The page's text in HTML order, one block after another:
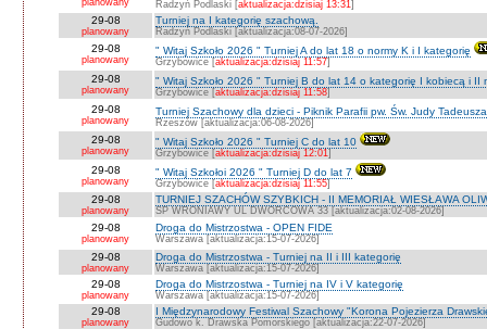
planowany Radzyń Podlaski [aktualizacja:dzisiaj 13:31]
29-08
planowany
Turniej na I kategorię szachową.
Radzyń Podlaski [aktualizacja:08-07-2026]
29-08
planowany
" Witaj Szkoło 2026 " Turniej A do lat 18 o normy K i I kategorię
Grzybowice [aktualizacja:dzisiaj 11:57]
29-08
planowany
" Witaj Szkoło 2026 " Turniej B do lat 14 o kategorię I kobiecą i II
Grzybowice [aktualizacja:dzisiaj 11:58]
29-08
planowany
Turniej Szachowy dla dzieci - Piknik Parafii pw. Św. Judy
Rzeszów [aktualizacja:06-08-2026]
29-08
planowany
" Witaj Szkoło 2026 " Turniej C do lat 10
Grzybowice [aktualizacja:dzisiaj 12:01]
29-08
planowany
" Witaj Szkołoi 2026 " Turniej D do lat 7
Grzybowice [aktualizacja:dzisiaj 11:55]
29-08
planowany
TURNIEJ SZACHÓW SZYBKICH - II MEMORIAŁ WIESŁAWA
SP WRONIAWY UL DWORCOWA 33 [aktualizacja:02-08-2026]
29-08
planowany
Droga do Mistrzostwa - OPEN FIDE
Warszawa [aktualizacja:15-07-2026]
29-08
planowany
Droga do Mistrzostwa - Turniej na II i III kategorię
Warszawa [aktualizacja:15-07-2026]
29-08
planowany
Droga do Mistrzostwa - Turniej na IV i V kategorię
Warszawa [aktualizacja:15-07-2026]
29-08
planowany
I Międzynarodowy Festiwal Szachowy "Korona Pojezierza
Gudowo k. Drawska Pomorskiego [aktualizacja:22-07-2026]